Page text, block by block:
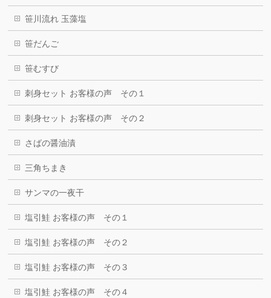
笹川流れ 玉藻塩
笹だんご
笹むすび
刺身セット お客様の声 その１
刺身セット お客様の声 その２
さばの醤油漬
三角ちまき
サンマの一夜干
塩引鮭 お客様の声 その１
塩引鮭 お客様の声 その２
塩引鮭 お客様の声 その３
塩引鮭 お客様の声 その４